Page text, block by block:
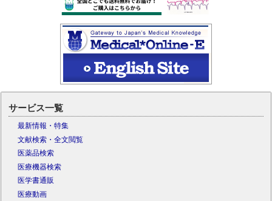
サービス一覧
最新情報・特集
文献検索・全文閲覧
医薬品検索
医療機器検索
医学書通販
医療動画